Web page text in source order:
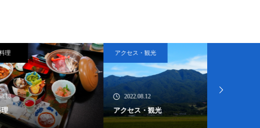
アクセス・観光
2022.08.12
アクセス・観光